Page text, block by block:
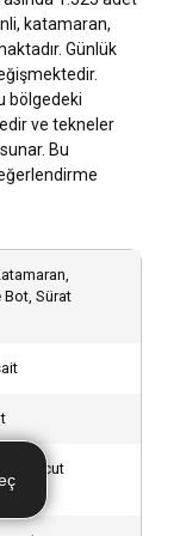
için veya
isterseniz,
yoksa
tüm
daha fazla
elbiseleri gibi
Bu
getirecektir.
katamaran,
Günlük
bölgedeki
ve tekneler
Bu
Sürat
mevcut